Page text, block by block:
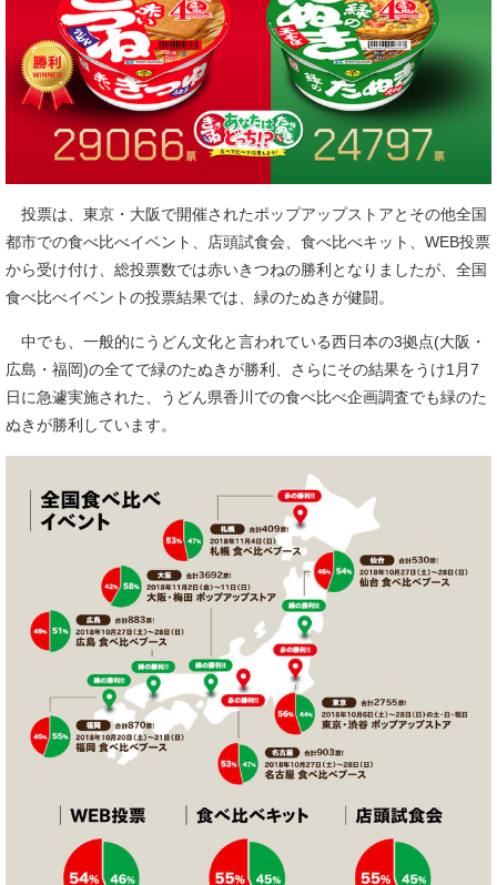
投票は、東京・大阪で開催されたポップアップストアとその他全国
都市での食べ比べイベント、店頭試食会、食べ比べキット、WEB投票
から受け付け、総投票数では赤いきつねの勝利となりましたが、全国
食べ比べイベントの投票結果では、緑のたぬきが健闘。
中でも、一般的にうどん文化と言われている西日本の3拠点(大阪・
広島・福岡)の全てで緑のたぬきが勝利、さらにその結果をうけ1月7
日に急遽実施された、うどん県香川での食べ比べ企画調査でも緑のた
ぬきが勝利しています。